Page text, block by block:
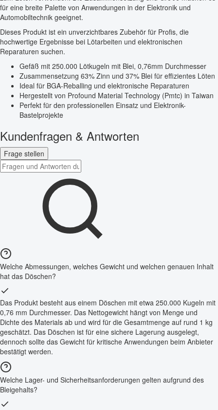
für eine breite Palette von Anwendungen in der Elektronik und
Automobiltechnik geeignet.
Dieses Produkt ist ein unverzichtbares Zubehör für Profis, die
hochwertige Ergebnisse bei Lötarbeiten und elektronischen
Reparaturen suchen.
Gefäß mit 250.000 Lötkugeln mit Blei, 0,76mm Durchmesser
Zusammensetzung 63% Zinn und 37% Blei für effizientes Löten
Ideal für BGA-Reballing und elektronische Reparaturen
Hergestellt von Profound Material Technology (Pmtc) in Taiwan
Perfekt für den professionellen Einsatz und Elektronik-
Bastelprojekte
Kundenfragen & Antworten
Frage stellen
Welche Abmessungen, welches Gewicht und welchen genauen Inhalt
hat das Döschen?
Das Produkt besteht aus einem Döschen mit etwa 250.000 Kugeln mit
0,76 mm Durchmesser. Das Nettogewicht hängt von Menge und
Dichte des Materials ab und wird für die Gesamtmenge auf rund 1 kg
geschätzt. Das Döschen ist für eine sichere Lagerung ausgelegt,
dennoch sollte das Gewicht für kritische Anwendungen beim Anbieter
bestätigt werden.
Welche Lager- und Sicherheitsanforderungen gelten aufgrund des
Bleigehalts?